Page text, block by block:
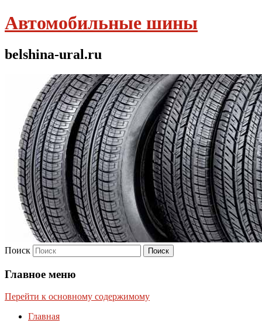
Автомобильные шины
belshina-ural.ru
Поиск
Главное меню
Перейти к основному содержимому
Главная